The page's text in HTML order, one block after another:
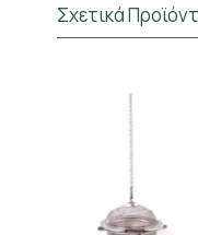
Εγγράψου
αρωματικές
Έχω
Σχετικά